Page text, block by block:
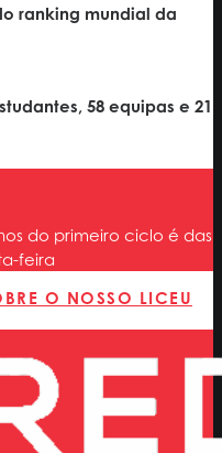
ranking mundial da
58 equipas e 21
do primeiro ciclo é das
feira
O NOSSO LICEU